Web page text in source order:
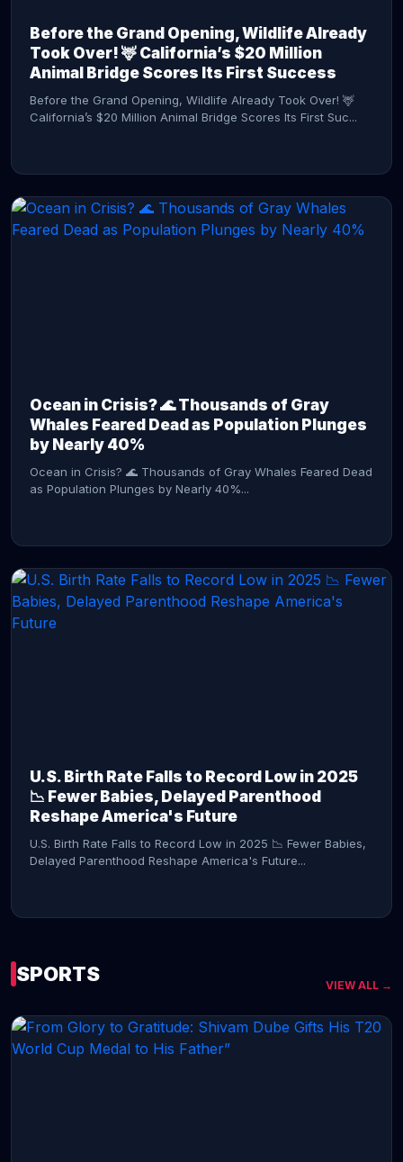
Before the Grand Opening, Wildlife Already
Took Over! 🦌 California’s $20 Million
Animal Bridge Scores Its First Success
Before the Grand Opening, Wildlife Already Took Over! 🦌
California’s $20 Million Animal Bridge Scores Its First Suc...
Ocean in Crisis? 🌊 Thousands of Gray
Whales Feared Dead as Population Plunges
by Nearly 40%
Ocean in Crisis? 🌊 Thousands of Gray Whales Feared Dead
as Population Plunges by Nearly 40%...
U.S. Birth Rate Falls to Record Low in 2025
📉 Fewer Babies, Delayed Parenthood
Reshape America's Future
U.S. Birth Rate Falls to Record Low in 2025 📉 Fewer Babies,
Delayed Parenthood Reshape America's Future...
SPORTS VIEW ALL →